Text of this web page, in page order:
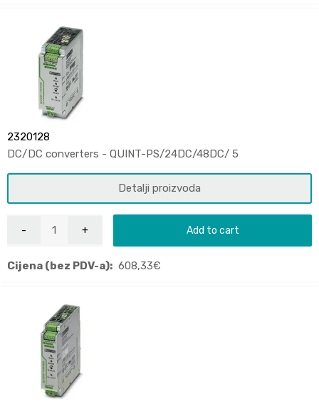
2320128
DC/DC converters - QUINT-PS/24DC/48DC/ 5
Detalji proizvoda
Add to cart
Cijena (bez PDV-a): 608,33€